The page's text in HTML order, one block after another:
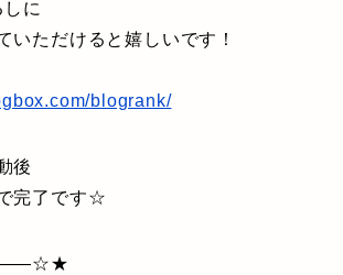
に
いただけると嬉しいです！
blogrank/
後
完了です☆